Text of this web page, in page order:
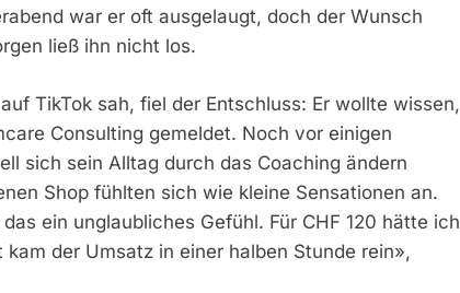
war er oft ausgelaugt, doch der Wunsch
ließ ihn nicht los.
TikTok sah, fiel der Entschluss: Er wollte wissen,
Consulting gemeldet. Noch vor einigen
sich sein Alltag durch das Coaching ändern
Shop fühlten sich wie kleine Sensationen an.
ein unglaubliches Gefühl. Für CHF 120 hätte ich
der Umsatz in einer halben Stunde rein»,